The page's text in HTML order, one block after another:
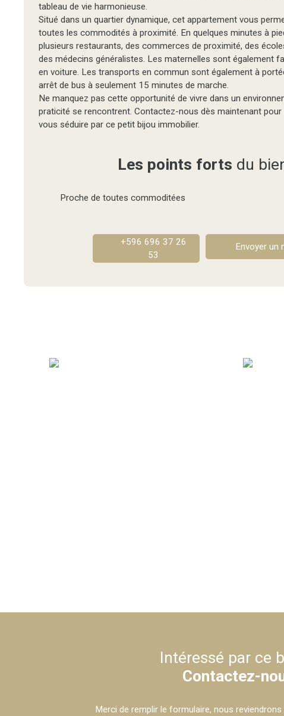
tableau de vie harmonieuse.
Situé dans un quartier dynamique, cet appartement vous
toutes les commodités à proximité. En quelques minutes à
plusieurs restaurants, des commerces de proximité, des
des médecins généralistes. Les maternelles sont également
en voiture. Les transports en commun sont également à
arrêt de bus à seulement 15 minutes de marche.
Ne manquez pas cette opportunité de vivre dans un
praticité se rencontrent. Contactez-nous dès maintenant
vous séduire par ce petit bijou immobilier.
Les points forts du
Proche de toutes commoditées
+596 696 37 26
53
Envoyer un
Intéressé par ce
Contactez-
Merci de remplir le formulaire, nous